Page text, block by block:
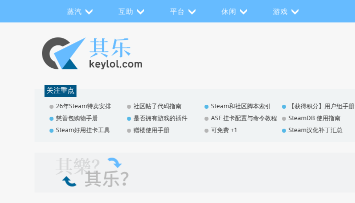
蒸汽 互助 平台 休闲 游戏
关注重点
26年Steam特卖安排 社区帖子代码指南 Steam和社区脚本索引
【获得积分】用户组手册
慈善包购物手册
是否拥有游戏的插件 ASF 挂卡配置与命令教程
SteamDB 使用指南
Steam好用挂卡工具
赠楼使用手册 可免费 +1 Steam汉化补丁汇总